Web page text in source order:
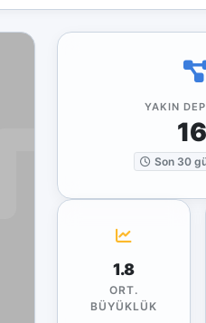
YAKIN
Son 30
1.8
ORT.
BÜYÜKLÜK